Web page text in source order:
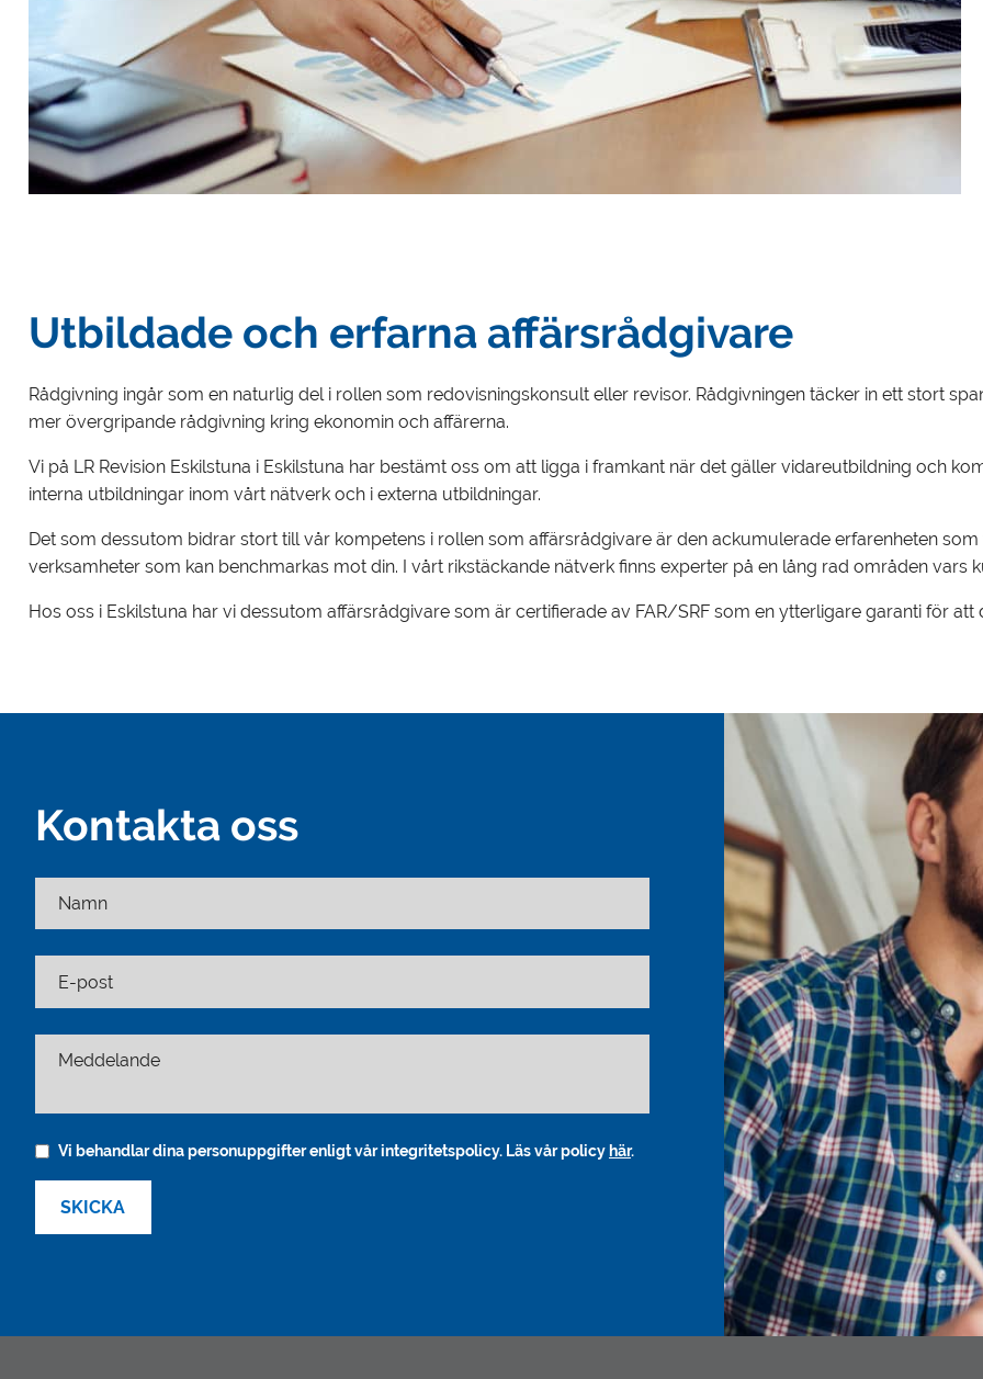
Utbildade och erfarna affärsrådgivare
Rådgivning ingår som en naturlig del i rollen som redovisningskonsult eller revisor. Rådgivningen täcker in ett stort
mer övergripande rådgivning kring ekonomin och affärerna.
Vi på LR Revision Eskilstuna i Eskilstuna har bestämt oss om att ligga i framkant när det gäller vidareutbildning och
interna utbildningar inom vårt nätverk och i externa utbildningar.
Det som dessutom bidrar stort till vår kompetens i rollen som affärsrådgivare är den ackumulerade erfarenheten
verksamheter som kan benchmarkas mot din. I vårt rikstäckande nätverk finns experter på en lång rad områden vars
Hos oss i Eskilstuna har vi dessutom affärsrådgivare som är certifierade av FAR/SRF som en ytterligare garanti för att
Kontakta oss
Namn
E-post
Vi behandlar dina personuppgifter enligt vår integritetspolicy. Läs vår policy här.